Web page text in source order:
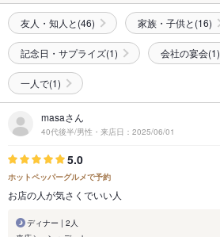
友人・知人と(46) 家族・子供と(16)
記念日・サプライズ(1) 会社の宴会(1)
一人で(1)
masaさん
40代後半/男性・来店日：2025/06/01
5.0
ホットペッパーグルメで予約
お店の人が気さくでいい人
ディナー | 2人